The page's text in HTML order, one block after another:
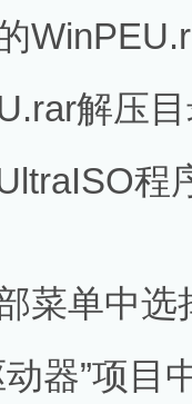
解压目
程
单中选择
”项目